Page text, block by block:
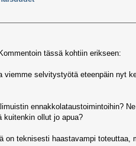
tässä kohtiin erikseen:
selvitystyötä eteenpäin nyt
ennakkolataustoimintoihin?
kuitenkin ollut jo apua?
on teknisesti haastavampi